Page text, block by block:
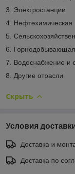
3. Электростанции
4.
5.
6.
7. Водоснабжение и
8. Другие отрасли
Скрыть
Условия
Доставка и
Доставка по